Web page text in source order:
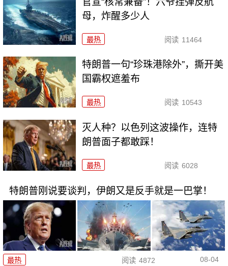
母，炸醒多少人
最热 阅读 11464
特朗普一句“珍珠港除外”，撕开美
国霸权遮羞布
最热 阅读 10543
灭人种？以色列这波操作，连特
朗普面子都敢踩！
最热 阅读 6028
特朗普刚说要谈判，伊朗又是反手就是一巴掌！
最热 阅读 4872 08-04